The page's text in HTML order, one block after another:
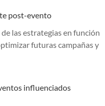
post-evento
las estrategias en función
futuras campañas y
influenciados